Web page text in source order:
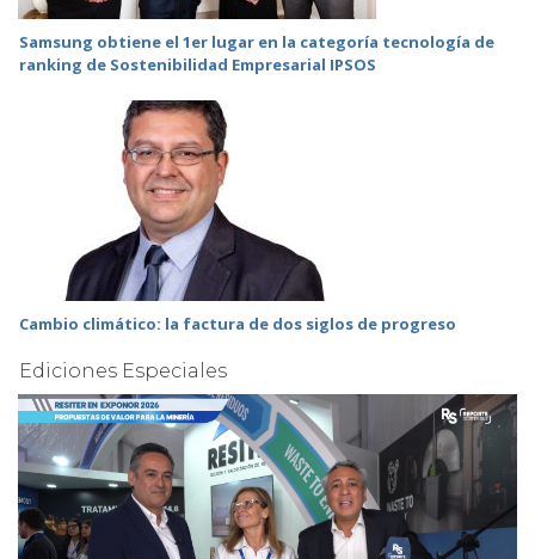
Samsung obtiene el 1er lugar en la categoría tecnología de
ranking de Sostenibilidad Empresarial IPSOS
Cambio climático: la factura de dos siglos de progreso
Ediciones Especiales